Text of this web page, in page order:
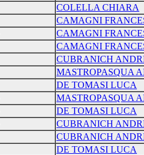
COLELLA CHIARA
CAMAGNI
CAMAGNI
CAMAGNI
CUBRANICH
MASTROPASQUA
DE TOMASI LUCA
MASTROPASQUA
DE TOMASI LUCA
CUBRANICH
CUBRANICH
DE TOMASI LUCA